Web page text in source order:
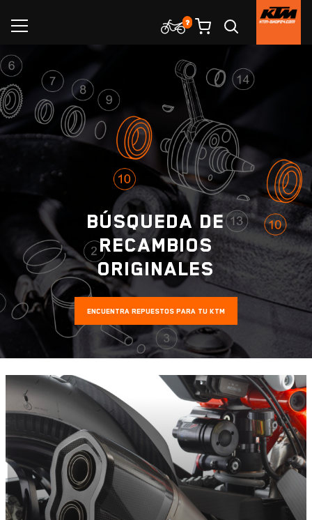
BÚSQUEDA DE
RECAMBIOS
ORIGINALES
ENCUENTRA REPUESTOS PARA TU KTM